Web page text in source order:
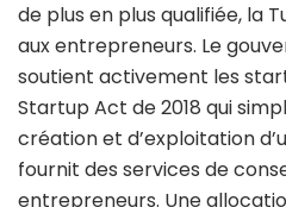
de plus en plus qualifiée, la
aux entrepreneurs. Le
soutient activement les
Startup Act de 2018 qui
création et d’exploitation
fournit des services de
entrepreneurs. Une